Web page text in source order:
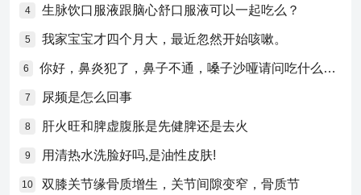
4 生脉饮口服液跟脑心舒口服液可以一起吃么？
5 我家宝宝才四个月大，最近忽然开始咳嗽。
6 你好，鼻炎犯了，鼻子不通，嗓子沙哑请问吃什么药比较好？
7 尿频是怎么回事
8 肝火旺和脾虚腹胀是先健脾还是去火
9 用清热水洗脸好吗,是油性皮肤!
10 双膝关节缘骨质增生，关节间隙变窄，骨质节